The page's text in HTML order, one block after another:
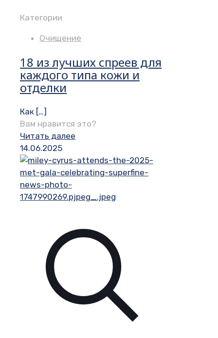
Категории
Очищение
18 из лучших спреев для
каждого типа кожи и
отделки
Как […]
Вам нравится это?
Читать далее
14.06.2025